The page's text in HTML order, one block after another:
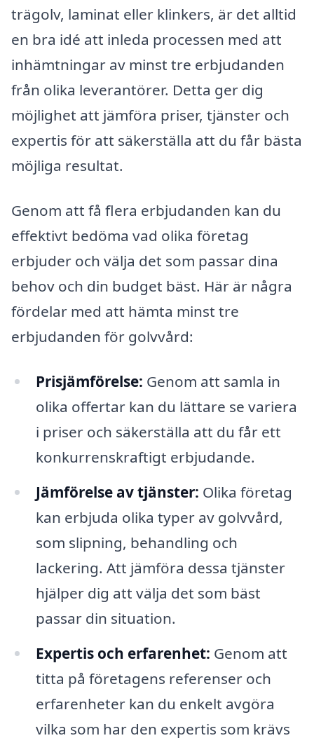
trägolv, laminat eller klinkers, är det alltid
en bra idé att inleda processen med att
inhämtningar av minst tre erbjudanden
från olika leverantörer. Detta ger dig
möjlighet att jämföra priser, tjänster och
expertis för att säkerställa att du får bästa
möjliga resultat.
Genom att få flera erbjudanden kan du
effektivt bedöma vad olika företag
erbjuder och välja det som passar dina
behov och din budget bäst. Här är några
fördelar med att hämta minst tre
erbjudanden för golvvård:
Prisjämförelse: Genom att samla in
olika offertar kan du lättare se variera
i priser och säkerställa att du får ett
konkurrenskraftigt erbjudande.
Jämförelse av tjänster: Olika företag
kan erbjuda olika typer av golvvård,
som slipning, behandling och
lackering. Att jämföra dessa tjänster
hjälper dig att välja det som bäst
passar din situation.
Expertis och erfarenhet: Genom att
titta på företagens referenser och
erfarenheter kan du enkelt avgöra
vilka som har den expertis som krävs